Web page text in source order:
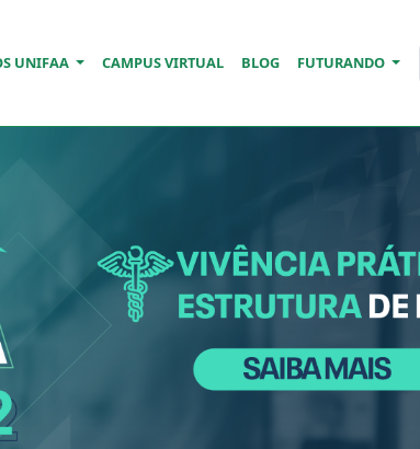
UNIFAA CAMPUS VIRTUAL BLOG FUTURANDO